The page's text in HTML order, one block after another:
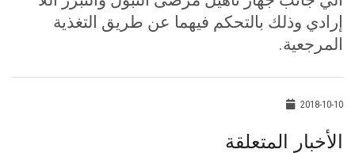
إرادي وذلك بالتحكم فيهما عن طريق التغذية
المرجعية.
2018-10-10
الأخبار المتعلقة